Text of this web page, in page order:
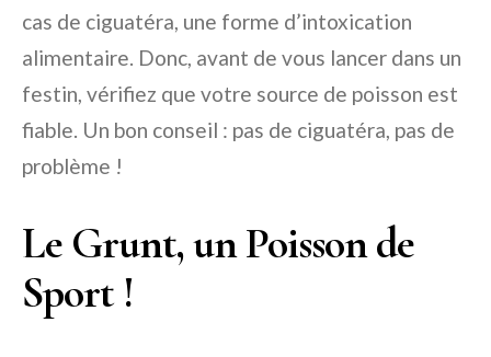
cas de ciguatéra, une forme d’intoxication
alimentaire. Donc, avant de vous lancer dans un
festin, vérifiez que votre source de poisson est
fiable. Un bon conseil : pas de ciguatéra, pas de
problème !
Le Grunt, un Poisson de
Sport !